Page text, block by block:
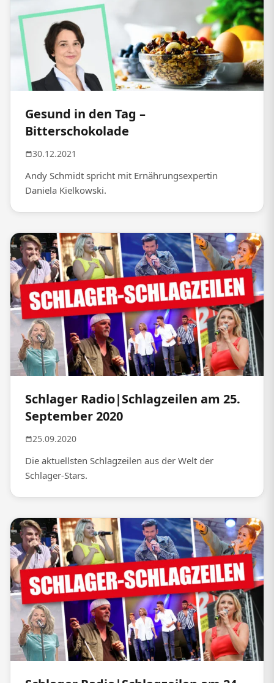
Gesund in den Tag –
Bitterschokolade
30.12.2021
Andy Schmidt spricht mit Ernährungsexpertin
Daniela Kielkowski.
Schlager Radio|Schlagzeilen am 25.
September 2020
25.09.2020
Die aktuellsten Schlagzeilen aus der Welt der
Schlager-Stars.